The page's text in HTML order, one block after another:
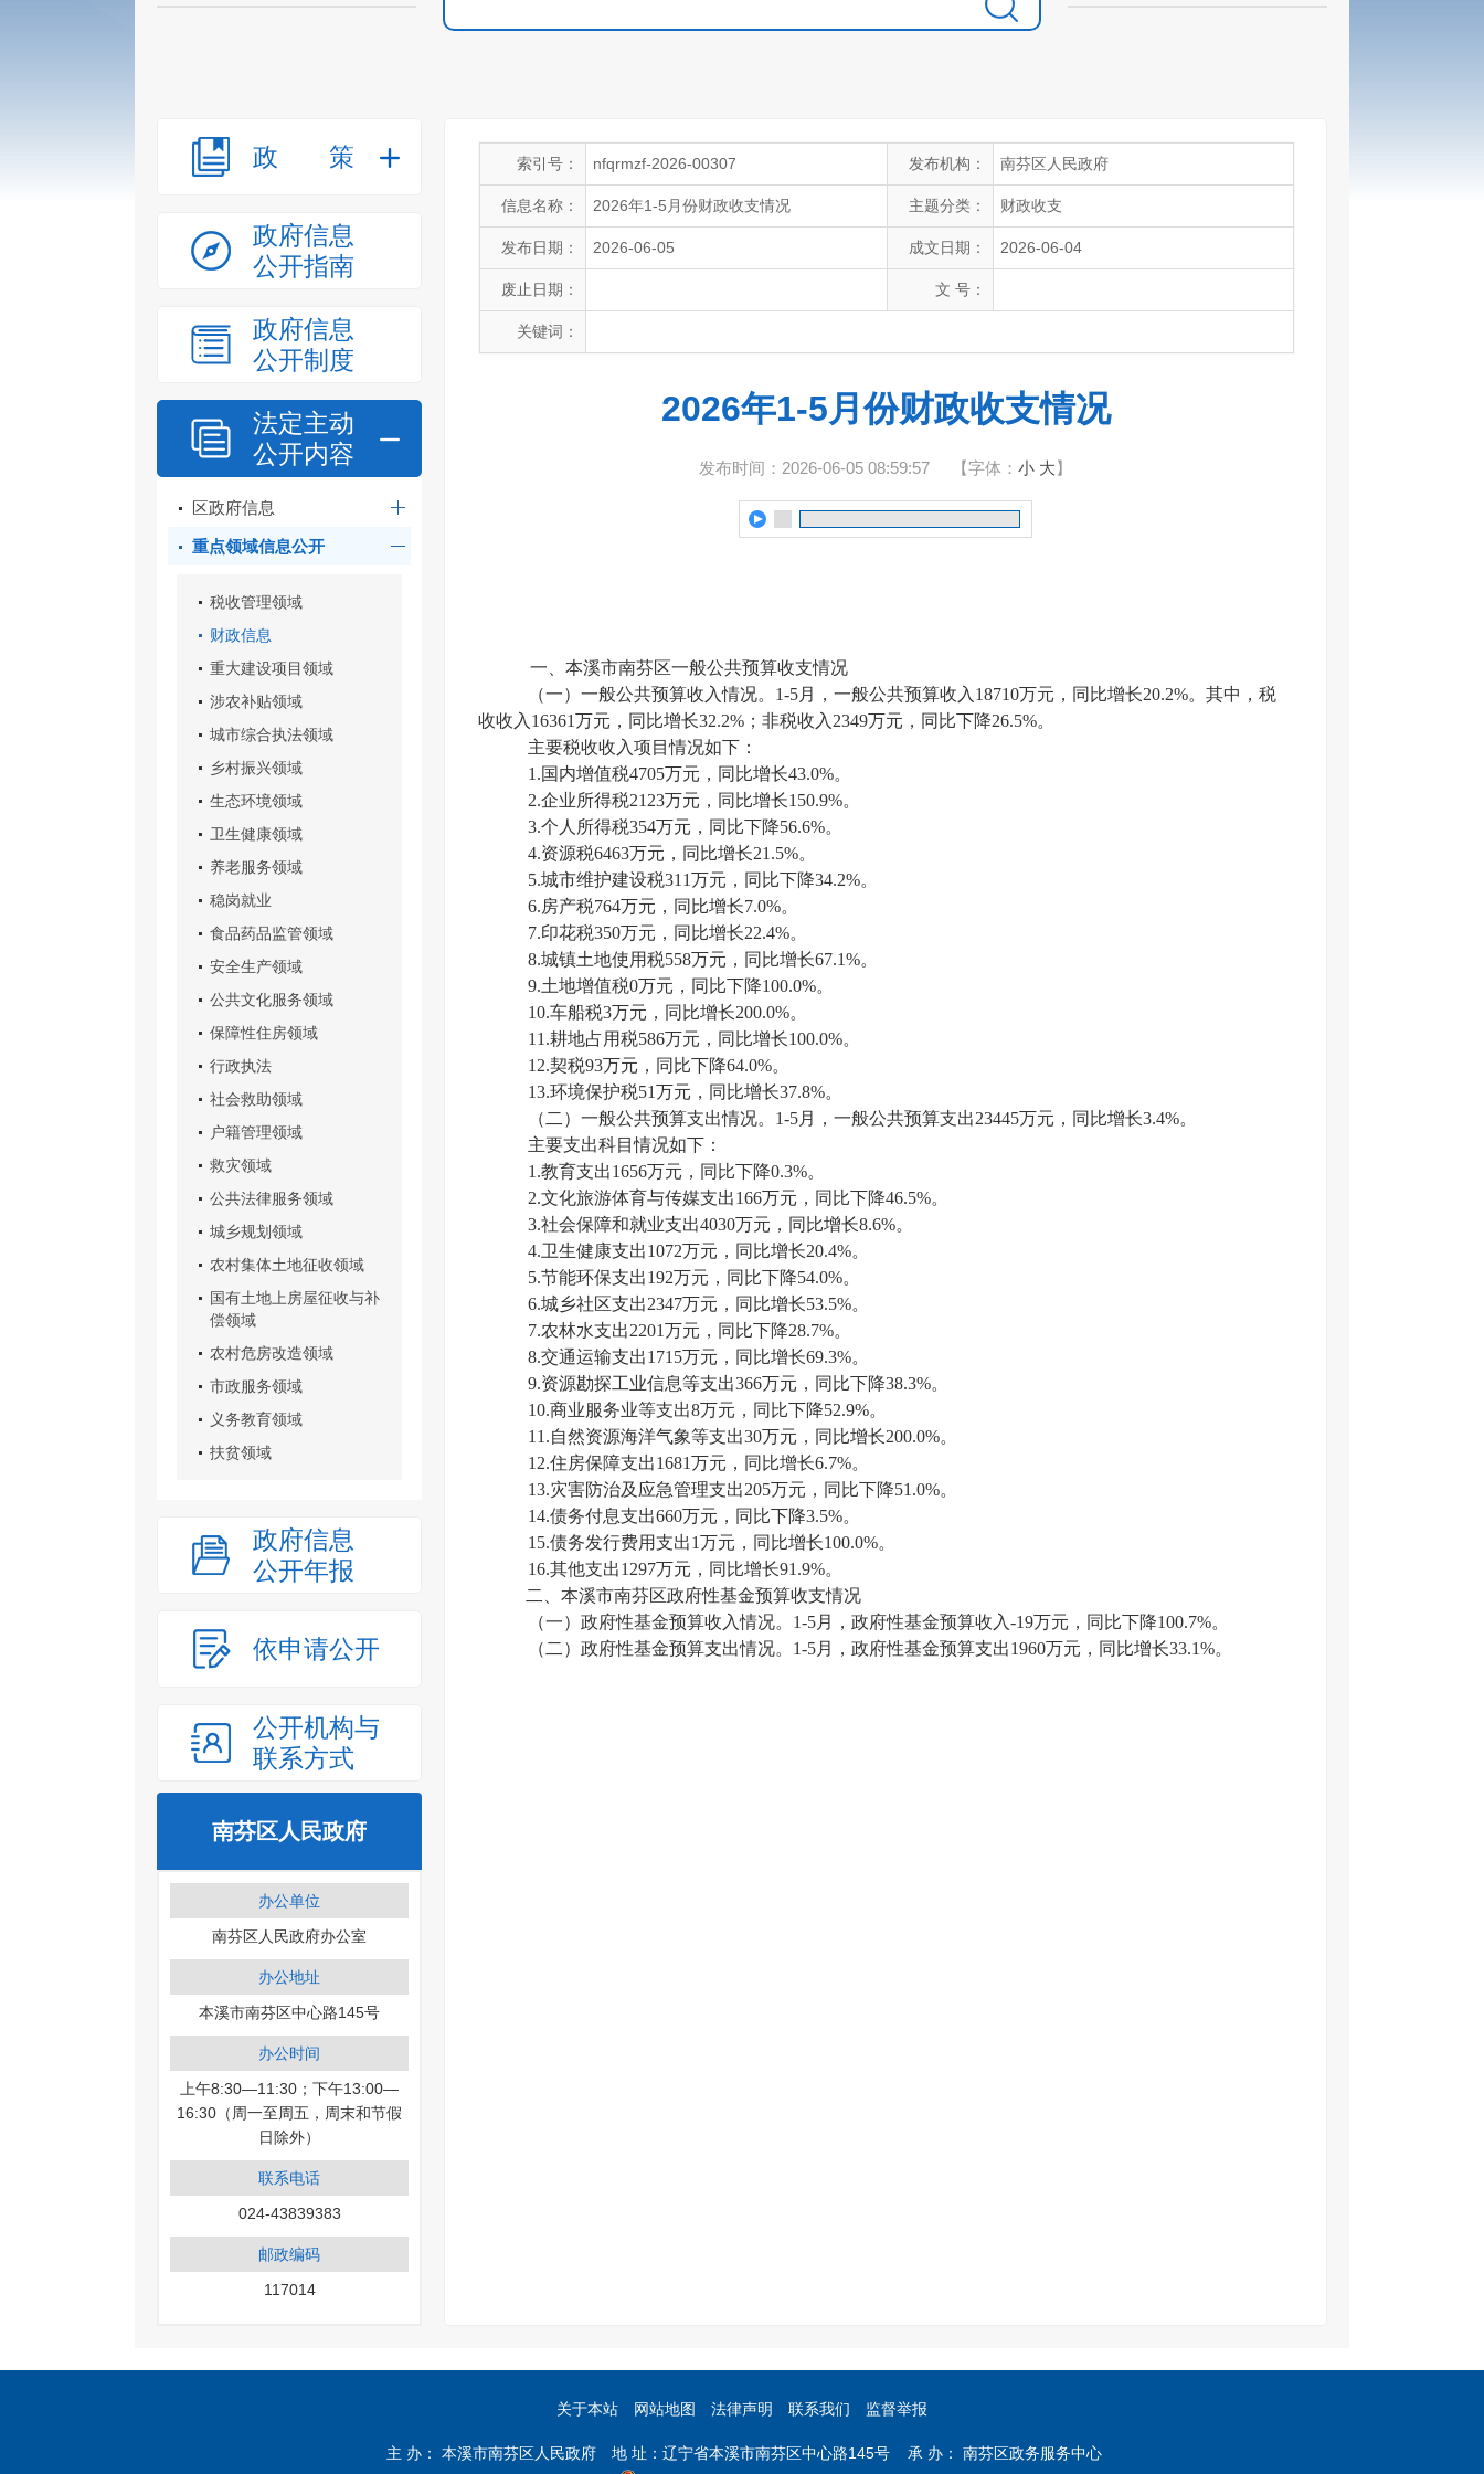
政策
政府信息
公开指南
政府信息
公开制度
法定主动
公开内容
区政府信息
重点领域信息公开
税收管理领域
财政信息
重大建设项目领域
涉农补贴领域
城市综合执法领域
乡村振兴领域
生态环境领域
卫生健康领域
养老服务领域
稳岗就业
食品药品监管领域
安全生产领域
公共文化服务领域
保障性住房领域
行政执法
社会救助领域
户籍管理领域
救灾领域
公共法律服务领域
城乡规划领域
农村集体土地征收领域
国有土地上房屋征收与补
偿领域
农村危房改造领域
市政服务领域
义务教育领域
扶贫领域
政府信息
公开年报
依申请公开
公开机构与
联系方式
南芬区人民政府
办公单位
南芬区人民政府办公室
办公地址
本溪市南芬区中心路145号
办公时间
上午8:30—11:30；下午13:00—
16:30（周一至周五，周末和节假
日除外）
联系电话
024-43839383
邮政编码
117014
索引号： nfqrmzf-2026-00307 发布机构： 南芬区人民政府
信息名称： 2026年1-5月份财政收支情况 主题分类： 财政收支
发布日期： 2026-06-05 成文日期： 2026-06-04
废止日期： 文 号：
关键词：
2026年1-5月份财政收支情况
发布时间：2026-06-05 08:59:57 【字体： 小 大】
一、本溪市南芬区一般公共预算收支情况
（一）一般公共预算收入情况。1-5月，一般公共预算收入18710万元，同比增长20.2%。其中，税
收收入16361万元，同比增长32.2%；非税收入2349万元，同比下降26.5%。
主要税收收入项目情况如下：
1.国内增值税4705万元，同比增长43.0%。
2.企业所得税2123万元，同比增长150.9%。
3.个人所得税354万元，同比下降56.6%。
4.资源税6463万元，同比增长21.5%。
5.城市维护建设税311万元，同比下降34.2%。
6.房产税764万元，同比增长7.0%。
7.印花税350万元，同比增长22.4%。
8.城镇土地使用税558万元，同比增长67.1%。
9.土地增值税0万元，同比下降100.0%。
10.车船税3万元，同比增长200.0%。
11.耕地占用税586万元，同比增长100.0%。
12.契税93万元，同比下降64.0%。
13.环境保护税51万元，同比增长37.8%。
（二）一般公共预算支出情况。1-5月，一般公共预算支出23445万元，同比增长3.4%。
主要支出科目情况如下：
1.教育支出1656万元，同比下降0.3%。
2.文化旅游体育与传媒支出166万元，同比下降46.5%。
3.社会保障和就业支出4030万元，同比增长8.6%。
4.卫生健康支出1072万元，同比增长20.4%。
5.节能环保支出192万元，同比下降54.0%。
6.城乡社区支出2347万元，同比增长53.5%。
7.农林水支出2201万元，同比下降28.7%。
8.交通运输支出1715万元，同比增长69.3%。
9.资源勘探工业信息等支出366万元，同比下降38.3%。
10.商业服务业等支出8万元，同比下降52.9%。
11.自然资源海洋气象等支出30万元，同比增长200.0%。
12.住房保障支出1681万元，同比增长6.7%。
13.灾害防治及应急管理支出205万元，同比下降51.0%。
14.债务付息支出660万元，同比下降3.5%。
15.债务发行费用支出1万元，同比增长100.0%。
16.其他支出1297万元，同比增长91.9%。
二、本溪市南芬区政府性基金预算收支情况
（一）政府性基金预算收入情况。1-5月，政府性基金预算收入-19万元，同比下降100.7%。
（二）政府性基金预算支出情况。1-5月，政府性基金预算支出1960万元，同比增长33.1%。
关于本站 网站地图 法律声明 联系我们 监督举报
主 办： 本溪市南芬区人民政府 地 址：辽宁省本溪市南芬区中心路145号 承 办： 南芬区政务服务中心